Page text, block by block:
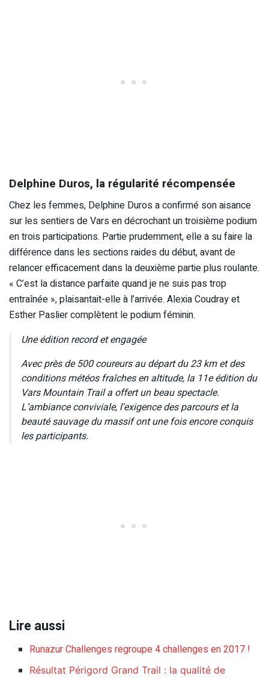
Delphine Duros, la régularité récompensée
Chez les femmes, Delphine Duros a confirmé son aisance
sur les sentiers de Vars en décrochant un troisième podium
en trois participations. Partie prudemment, elle a su faire la
différence dans les sections raides du début, avant de
relancer efficacement dans la deuxième partie plus roulante.
« C’est la distance parfaite quand je ne suis pas trop
entraînée », plaisantait-elle à l’arrivée. Alexia Coudray et
Esther Paslier complètent le podium féminin.
Une édition record et engagée
Avec près de 500 coureurs au départ du 23 km et des
conditions météos fraîches en altitude, la 11e édition du
Vars Mountain Trail a offert un beau spectacle.
L’ambiance conviviale, l’exigence des parcours et la
beauté sauvage du massif ont une fois encore conquis
les participants.
Lire aussi
Runazur Challenges regroupe 4 challenges en 2017 !
Résultat Périgord Grand Trail : la qualité de